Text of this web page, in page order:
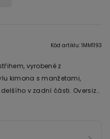
Kód artiklu: 1MM1193
vyrobené z
kimona s manžetami,
v zadní části. Oversize